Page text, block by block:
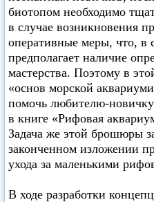
биотопом необходимо
в случае возникновения
оперативные меры, что, в
предполагает наличие
мастерства. Поэтому в
«основ морской
помочь любителю-
в книге «Рифовая
Задача же этой брошюры
законченном изложении
ухода за маленькими
В ходе разработки